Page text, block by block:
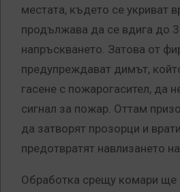
местата, където се укриват
продължава да се вдига до
напръскването. Затова от
предупреждават димът,
гасене с пожарогасител, да
сигнал за пожар. Оттам
да затворят прозорци и
предотвратят навлизането
Обработка срещу комари ще